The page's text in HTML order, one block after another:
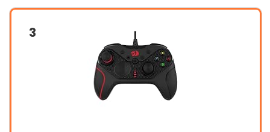
3